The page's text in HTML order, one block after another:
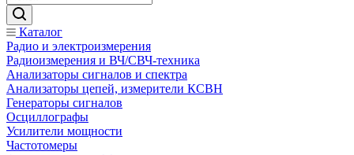
Каталог
Радио и электроизмерения
Радиоизмерения и ВЧ/СВЧ-техника
Анализаторы сигналов и спектра
Анализаторы цепей, измерители КСВН
Генераторы сигналов
Осциллографы
Усилители мощности
Частотомеры